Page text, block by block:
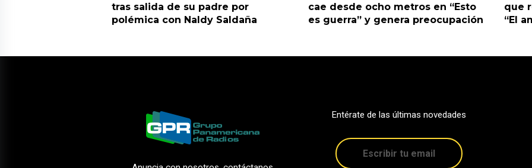
tras salida de su padre por
polémica con Naldy Saldaña
cae desde ocho metros en “Esto
es guerra” y genera preocupación
que
“El
Entérate de las últimas novedades